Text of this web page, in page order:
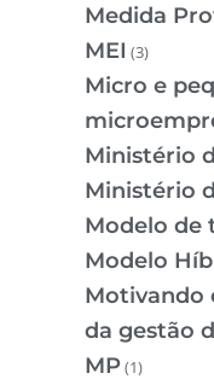
Medida
MEI (3)
Micro e
Ministério
Ministério
Modelo de
Modelo
Motivando
da gestão
MP(1)